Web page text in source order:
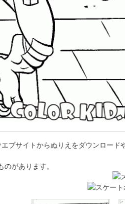
ブサイトからぬりえをダウンロード
があります。